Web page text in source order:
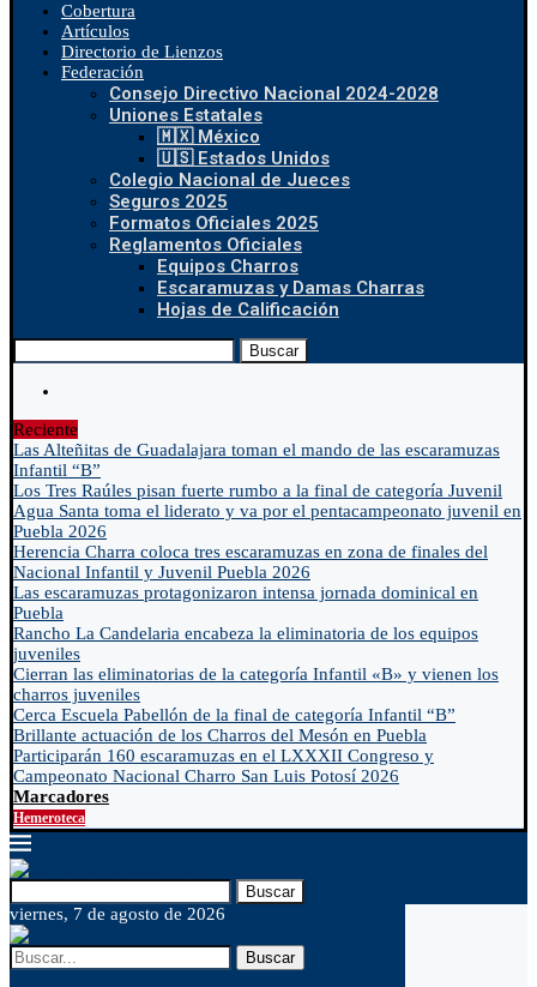
Cobertura
Artículos
Directorio de Lienzos
Federación
Consejo Directivo Nacional 2024-2028
Uniones Estatales
🇲🇽 México
🇺🇸 Estados Unidos
Colegio Nacional de Jueces
Seguros 2025
Formatos Oficiales 2025
Reglamentos Oficiales
Equipos Charros
Escaramuzas y Damas Charras
Hojas de Calificación
Buscar
Reciente
Las Alteñitas de Guadalajara toman el mando de las escaramuzas
Infantil “B”
Los Tres Raúles pisan fuerte rumbo a la final de categoría Juvenil
Agua Santa toma el liderato y va por el pentacampeonato juvenil en
Puebla 2026
Herencia Charra coloca tres escaramuzas en zona de finales del
Nacional Infantil y Juvenil Puebla 2026
Las escaramuzas protagonizaron intensa jornada dominical en
Puebla
Rancho La Candelaria encabeza la eliminatoria de los equipos
juveniles
Cierran las eliminatorias de la categoría Infantil «B» y vienen los
charros juveniles
Cerca Escuela Pabellón de la final de categoría Infantil “B”
Brillante actuación de los Charros del Mesón en Puebla
Participarán 160 escaramuzas en el LXXXII Congreso y
Campeonato Nacional Charro San Luis Potosí 2026
Marcadores
Hemeroteca
Buscar
viernes, 7 de agosto de 2026
Buscar